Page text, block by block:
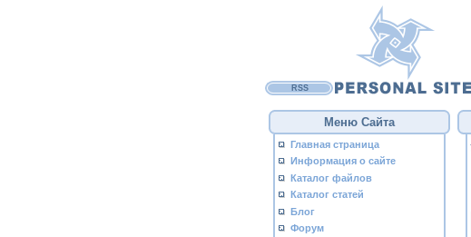
RSS
Меню Сайта
Главная страница
Информация о сайте
Каталог файлов
Каталог статей
Блог
Форум